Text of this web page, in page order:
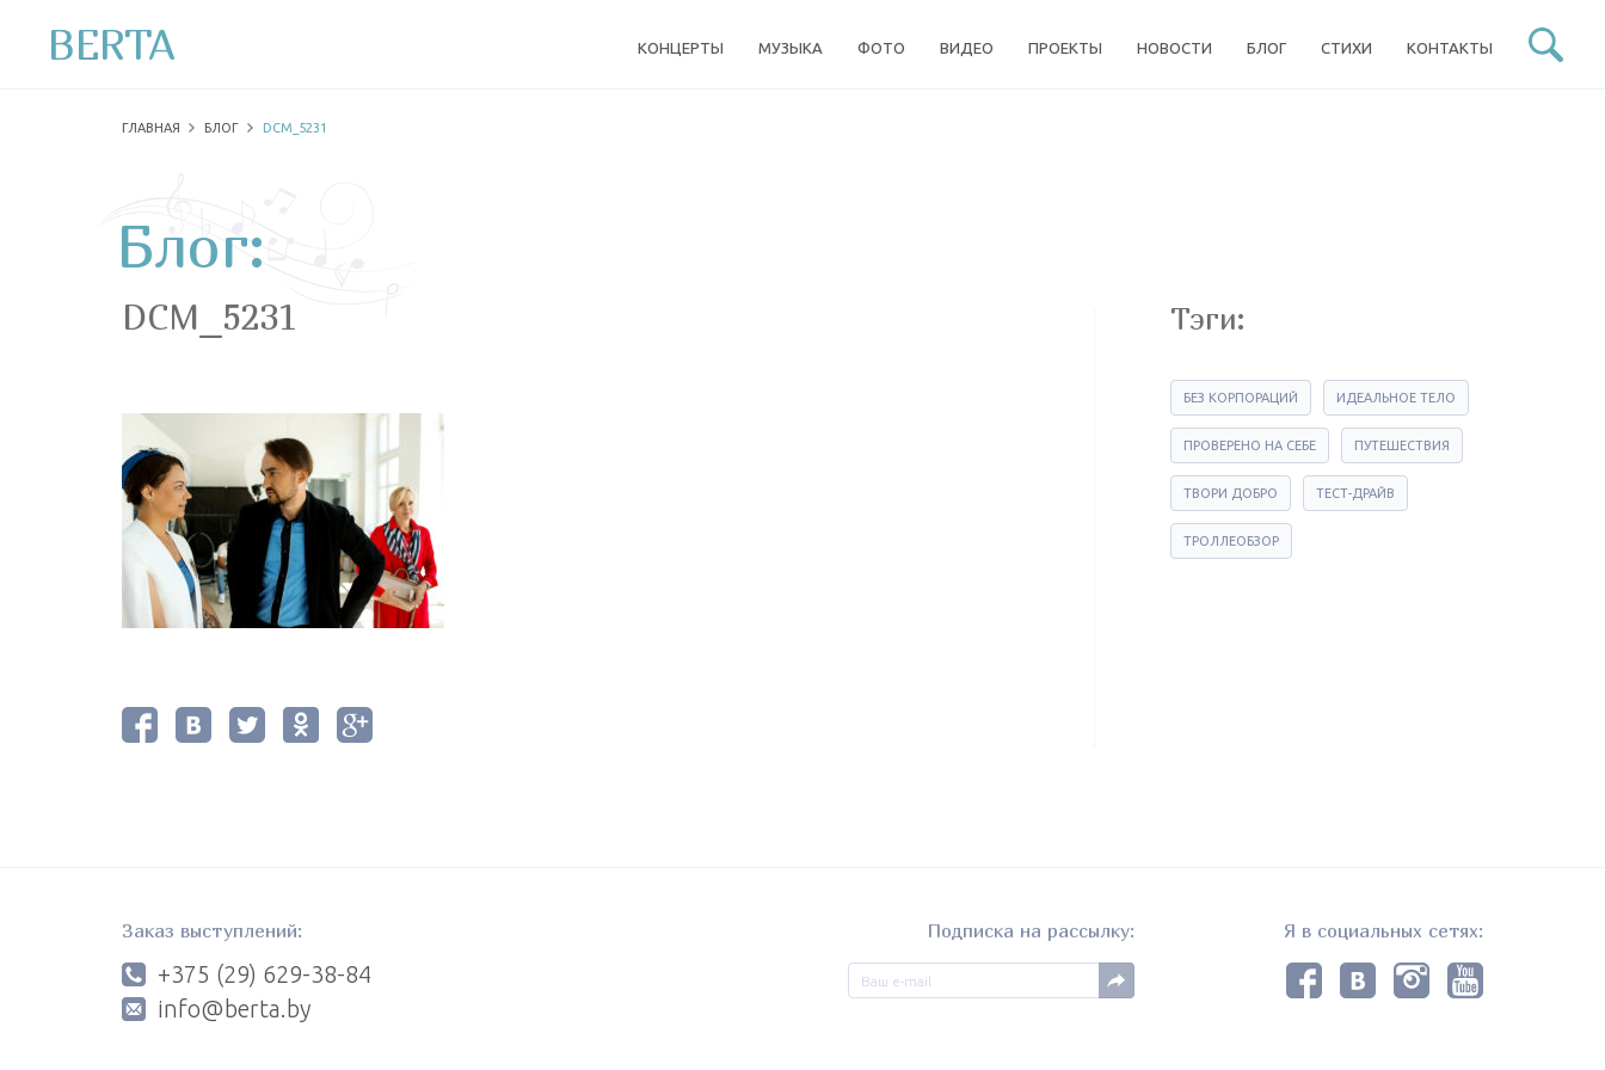
BERTA КОНЦЕРТЫ МУЗЫКА ФОТО ВИДЕО ПРОЕКТЫ НОВОСТИ БЛОГ СТИХИ КОНТАКТЫ
ГЛАВНАЯ БЛОГ DCM_5231
Блог:
DCM_5231 Тэги:
БЕЗ КОРПОРАЦИЙ ИДЕАЛЬНОЕ ТЕЛО
ПРОВЕРЕНО НА СЕБЕ ПУТЕШЕСТВИЯ
ТВОРИ ДОБРО ТЕСТ-ДРАЙВ
ТРОЛЛЕОБЗОР
Заказ выступлений:
+375 (29) 629-38-84
info@berta.by
Подписка на рассылку: Я в социальных сетях: